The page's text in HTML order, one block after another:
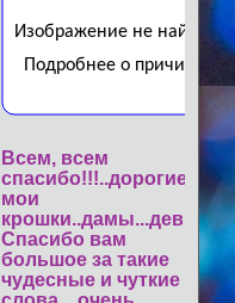
Всем, всем
спасибо!!!..дорогие
мои
крошки..дамы...девы!!
Спасибо вам
большое за такие
чудесные и чуткие